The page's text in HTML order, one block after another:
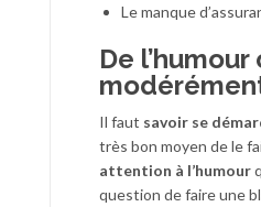
Le manque
De l’humour
Il faut savoir se
très bon moyen de le
attention à l’humour
question de faire une